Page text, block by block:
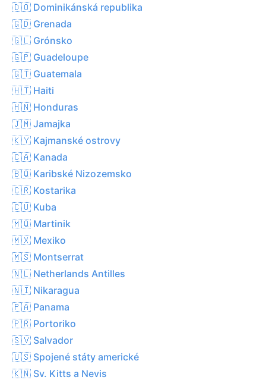
🇩🇴 Dominikánská republika
🇬🇩 Grenada
🇬🇱 Grónsko
🇬🇵 Guadeloupe
🇬🇹 Guatemala
🇭🇹 Haiti
🇭🇳 Honduras
🇯🇲 Jamajka
🇰🇾 Kajmanské ostrovy
🇨🇦 Kanada
🇧🇶 Karibské Nizozemsko
🇨🇷 Kostarika
🇨🇺 Kuba
🇲🇶 Martinik
🇲🇽 Mexiko
🇲🇸 Montserrat
🇳🇱 Netherlands Antilles
🇳🇮 Nikaragua
🇵🇦 Panama
🇵🇷 Portoriko
🇸🇻 Salvador
🇺🇸 Spojené státy americké
🇰🇳 Sv. Kitts a Nevis